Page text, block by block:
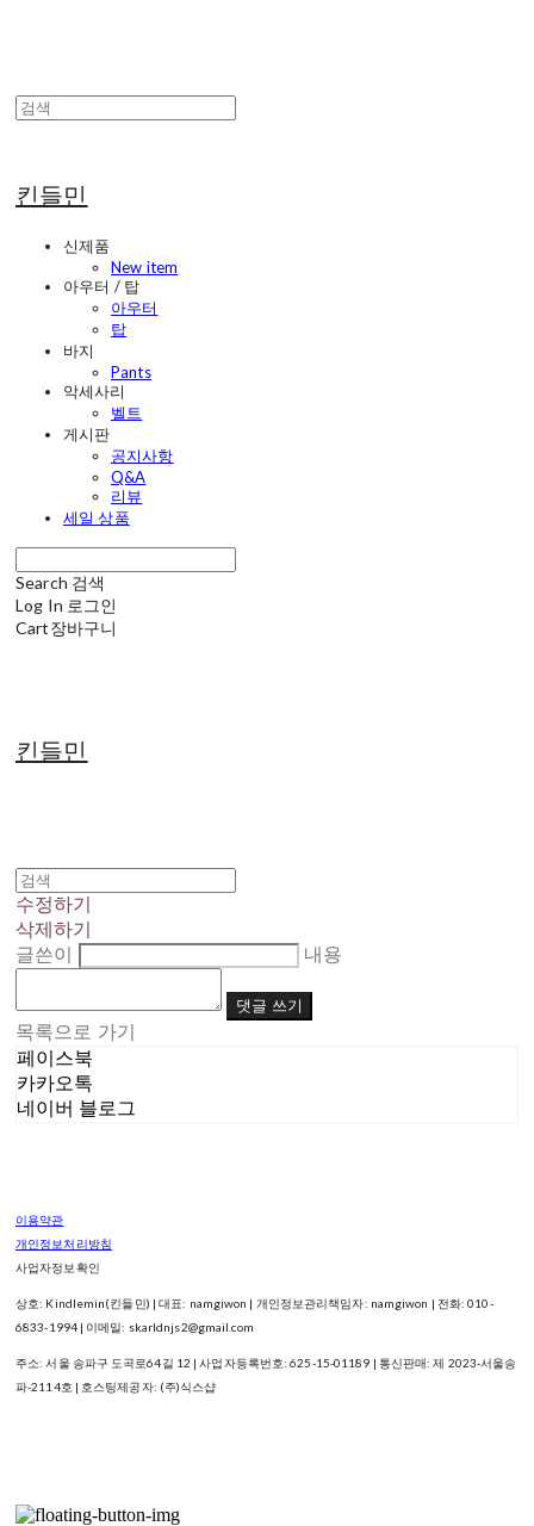
킨들민
신제품
New item
아우터 / 탑
아우터
탑
바지
Pants
악세사리
벨트
게시판
공지사항
Q&A
리뷰
세일 상품
Search 검색
Log In 로그인
Cart장바구니
킨들민
수정하기
삭제하기
글쓴이
내용
댓글 쓰기
목록으로 가기
페이스북
카카오톡
네이버 블로그
이용약관
개인정보처리방침
사업자정보확인
상호: Kindlemin(킨들민) | 대표: namgiwon | 개인정보관리책임자: namgiwon | 전화: 010-
6833-1994 | 이메일: skarldnjs2@gmail.com
주소: 서울 송파구 도곡로64길 12 | 사업자등록번호:625-15-01189 | 통신판매:제 2023-서울송
파-2114호 | 호스팅제공자: (주)식스샵